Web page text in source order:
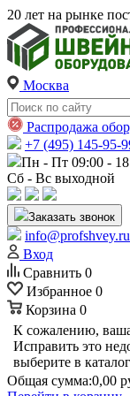
20 лет на рынке
Москва
Распродажа
+7 (495) 145-95-
Пн - Пт 09:00 -
Сб - Вс выходной
Заказать звонок
info@profshvey.ru
Вход
Сравнить 0
Избранное 0
Корзина 0
К сожалению,
Исправить это
выберите в
Общая сумма:0,00